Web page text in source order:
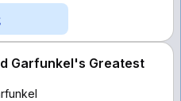
Garfunkel's Greatest